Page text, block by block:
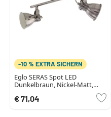
-10 % EXTRA SICHERN
Eglo SERAS Spot LED
Dunkelbraun, Nickel-Matt,
€ 71,04